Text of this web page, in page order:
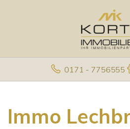
0171 - 7756555
Immo